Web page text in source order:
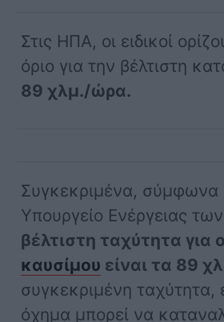
Στις ΗΠΑ, οι ειδικοί
όριο για την βέλτιστη
89 χλμ./ώρα.
Συγκεκριμένα, σύμφωνα
Υπουργείο Ενέργειας
βέλτιστη ταχύτητα για
καυσίμου είναι τα 89
συγκεκριμένη ταχύτητα,
όχημα μπορεί να